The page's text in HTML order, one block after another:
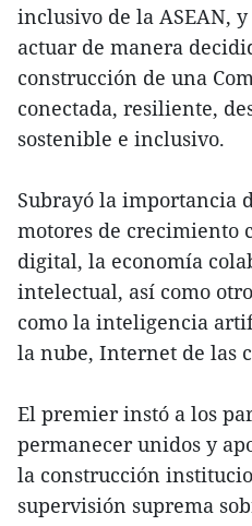
inclusivo de la ASEAN,
actuar de manera
construcción de una
conectada, resiliente,
sostenible e inclusivo.
Subrayó la importancia
motores de crecimiento
digital, la economía
intelectual, así como
como la inteligencia
la nube, Internet de las
El premier instó a los
permanecer unidos y
la construcción
supervisión suprema